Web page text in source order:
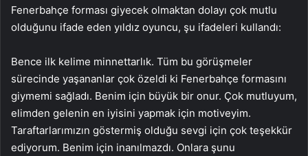
Fenerbahçe forması giyecek olmaktan dolayı çok mutlu
olduğunu ifade eden yıldız oyuncu, şu ifadeleri kullandı:
Bence ilk kelime minnettarlık. Tüm bu görüşmeler
sürecinde yaşananlar çok özeldi ki Fenerbahçe formasını
giymemi sağladı. Benim için büyük bir onur. Çok mutluyum,
elimden gelenin en iyisini yapmak için motiveyim.
Taraftarlarımızın göstermiş olduğu sevgi için çok teşekkür
ediyorum. Benim için inanılmazdı. Onlara şunu